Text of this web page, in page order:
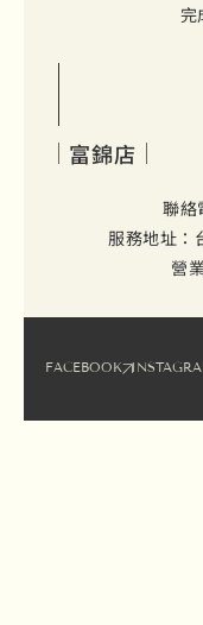
完
富錦店
聯絡
服務地址：
營
FACEBOOK